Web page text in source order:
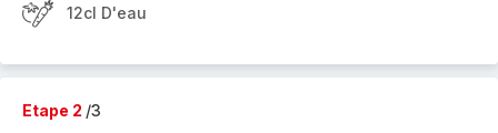
12cl D'eau
Etape 2 /3